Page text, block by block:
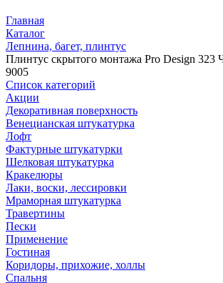
Главная
Каталог
Лепнина, багет, плинтус
Плинтус скрытого монтажа Pro Design
9005
Список категорий
Акции
Декоративная поверхность
Венецианская штукатурка
Лофт
Фактурные штукатурки
Шелковая штукатурка
Кракелюры
Лаки, воски, лессировки
Мраморная штукатурка
Травертины
Пески
Применение
Гостиная
Коридоры, прихожие, холлы
Спальня